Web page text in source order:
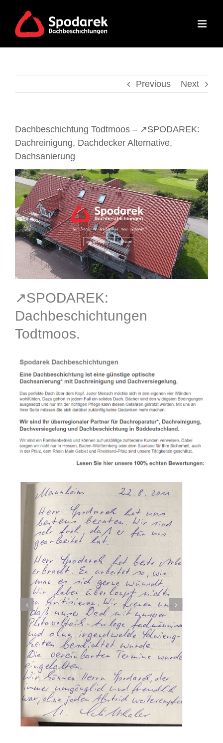
content
Previous Next
Dachbeschichtung Todtmoos – ↗️SPODAREK:
Dachreinigung, Dachdecker Alternative,
Dachsanierung
↗️SPODAREK:
Dachbeschichtungen
Todtmoos.